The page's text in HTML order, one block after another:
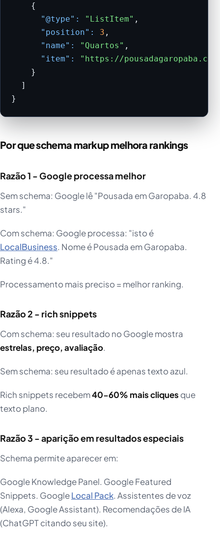
    {
"@type":
"ListItem" ,
"position":
3 ,
"name":
"Quartos" ,
"item":
"https://
    }
  ]
}
Por que schema markup melhora rankings
Razão 1 - Google processa melhor
Sem schema: Google lê "Pousada em Garopaba. 4.8
stars."
Com schema: Google processa: "isto é
LocalBusiness. Nome é Pousada em Garopaba.
Rating é 4.8."
Processamento mais preciso = melhor ranking.
Razão 2 - rich snippets
Com schema: seu resultado no Google mostra
estrelas, preço, avaliação.
Sem schema: seu resultado é apenas texto azul.
Rich snippets recebem40-60% mais cliques que
texto plano.
Razão 3 - aparição em resultados especiais
Schema permite aparecer em:
Google Knowledge Panel. Google Featured
Snippets. GoogleLocal Pack. Assistentes de voz
(Alexa, Google Assistant). Recomendações de IA
(ChatGPT citando seu site).